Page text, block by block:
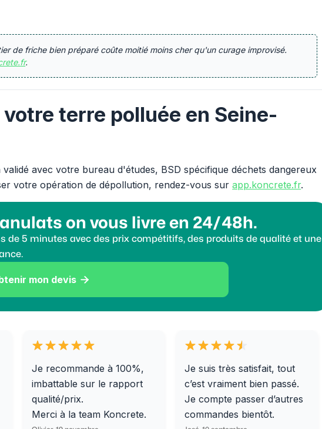
de friche bien préparé coûte moitié moins cher qu'un curage improvisé.
.
terre polluée en Seine-
avec votre bureau d'études, BSD spécifique déchets dangereux
votre opération de dépollution, rendez-vous surapp.koncrete.fr.
on vous livre en 24/48h.
de 5 minutes avec des prix compétitifs, des produits de qualité et une
mon devis 
Je recommande à 100%,
imbattable sur le rapport
qualité/prix.
Merci à la team Koncrete.
Je suis très satisfait, tout
c’est vraiment bien passé.
Je compte passer d’autres
commandes bientôt.